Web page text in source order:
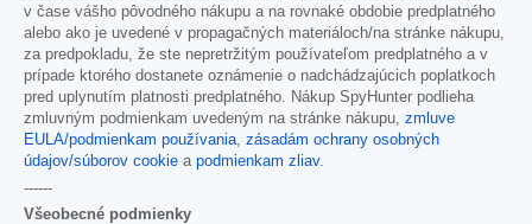
v čase vášho pôvodného nákupu a na rovnaké obdobie predplatného
alebo ako je uvedené v propagačných materiáloch/na stránke nákupu,
za predpokladu, že ste nepretržitým používateľom predplatného a v
prípade ktorého dostanete oznámenie o nadchádzajúcich poplatkoch
pred uplynutím platnosti predplatného. Nákup SpyHunter podlieha
zmluvným podmienkam uvedeným na stránke nákupu, zmluve
EULA/podmienkam používania zásadám ochrany osobných
údajov/súborov cookie a podmienkam zliav.
------
Všeobecné podmienky